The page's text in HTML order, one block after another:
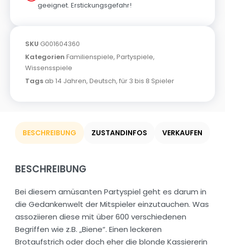
geeignet. Erstickungsgefahr!
SKU G001604360
Kategorien Familienspiele, Partyspiele,
Wissensspiele
Tags ab 14 Jahren, Deutsch, für 3 bis 8 Spieler
BESCHREIBUNG ZUSTANDINFOS VERKAUFEN
BESCHREIBUNG
Bei diesem amüsanten Partyspiel geht es darum in
die Gedankenwelt der Mitspieler einzutauchen. Was
assoziieren diese mit über 600 verschiedenen
Begriffen wie z.B. „Biene“. Einen leckeren
Brotaufstrich oder doch eher die blonde Kassiererin